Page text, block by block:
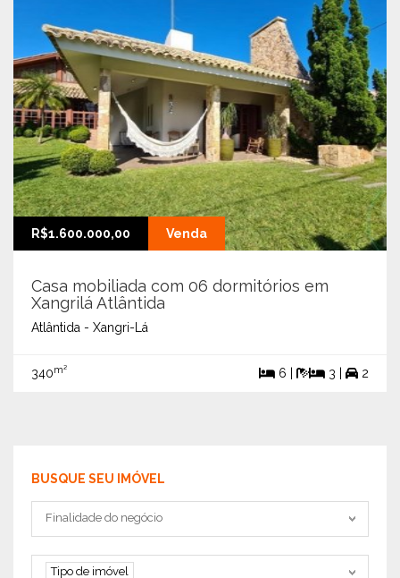
R$1.600.000,00 Venda
Casa mobiliada com 06 dormitórios em
Xangrilá Atlântida
Atlântida - Xangri-Lá
340m² 6 | 3 | 2
BUSQUE SEU IMÓVEL
Tipo negociação
Finalidade do negócio
Tipo de imóvel
Tipo de imóvel